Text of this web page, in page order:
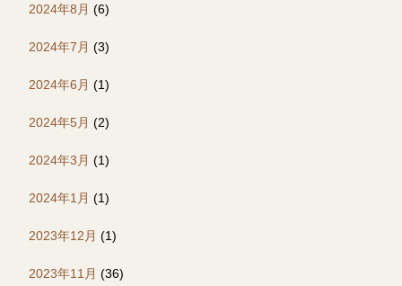
2024年8月 (6)
2024年7月 (3)
2024年6月 (1)
2024年5月 (2)
2024年3月 (1)
2024年1月 (1)
2023年12月 (1)
2023年11月 (36)